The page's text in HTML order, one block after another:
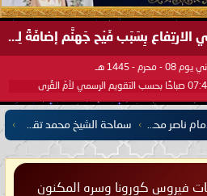
دَرَجات حَرارةِ المُنَاخ تَستَمِر في الارتِفاع بِسَبَب فَيْح جَهنَّم إضافَةً لِحرارةِ الشَّمس في مُحكَم القُرآن العَظيم ..
- 1445 هـ
فيروس كورونا وسره المكنون